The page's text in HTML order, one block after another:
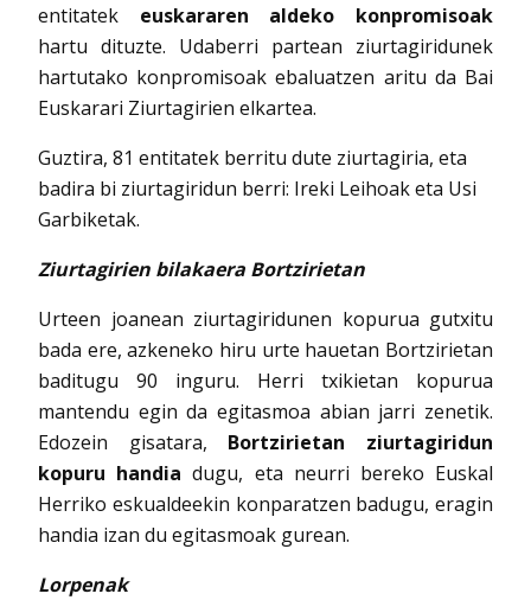
entitatek euskararen aldeko konpromisoak
hartu dituzte. Udaberri partean ziurtagiridunek
hartutako konpromisoak ebaluatzen aritu da Bai
Euskarari Ziurtagirien elkartea.
Guztira, 81 entitatek berritu dute ziurtagiria, eta
badira bi ziurtagiridun berri: Ireki Leihoak eta Usi
Garbiketak.
Ziurtagirien bilakaera Bortzirietan
Urteen joanean ziurtagiridunen kopurua gutxitu
bada ere, azkeneko hiru urte hauetan Bortzirietan
baditugu 90 inguru. Herri txikietan kopurua
mantendu egin da egitasmoa abian jarri zenetik.
Edozein gisatara, Bortzirietan ziurtagiridun
kopuru handia dugu, eta neurri bereko Euskal
Herriko eskualdeekin konparatzen badugu, eragin
handia izan du egitasmoak gurean.
Lorpenak